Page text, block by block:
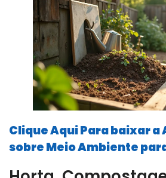
Clique Aqui Para baixar a
sobre Meio Ambiente